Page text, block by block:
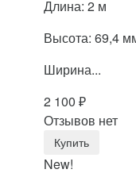
Длина: 2 м
Высота: 69,4
Ширина...
2 100 ₽
Отзывов нет
New!